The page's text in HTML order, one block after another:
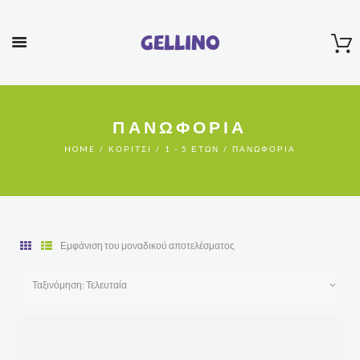
Gellino
ΠΑΝΩΦΌΡΙΑ
HOME ΚΟΡΊΤΣΙ 1 - 5 ΕΤΏΝ ΠΑΝΩΦΌΡΙΑ
Εμφάνιση του μοναδικού αποτελέσματος